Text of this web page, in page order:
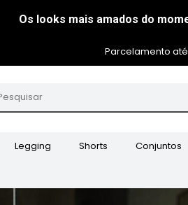
Parcelamento até
Legging Shorts Conjuntos